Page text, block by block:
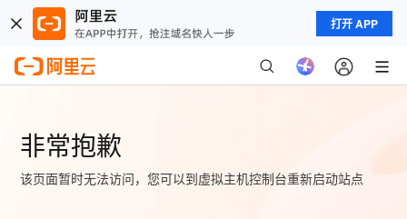
打开 APP
非常抱歉
该页面暂时无法访问，您可以到虚拟主机控制台重新启动站点